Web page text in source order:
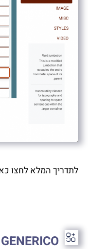
לתדריך המלא לחצו כאן
GENERICO